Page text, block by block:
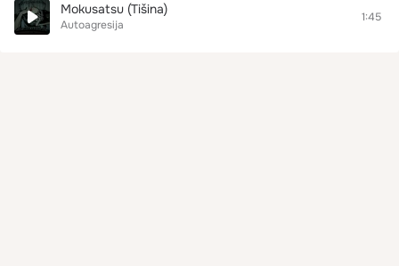
Mokusatsu (Tišina)
Autoagresija
1:45